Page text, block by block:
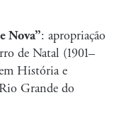
Nova”: apropriação
de Natal (1901–
História e
Grande do